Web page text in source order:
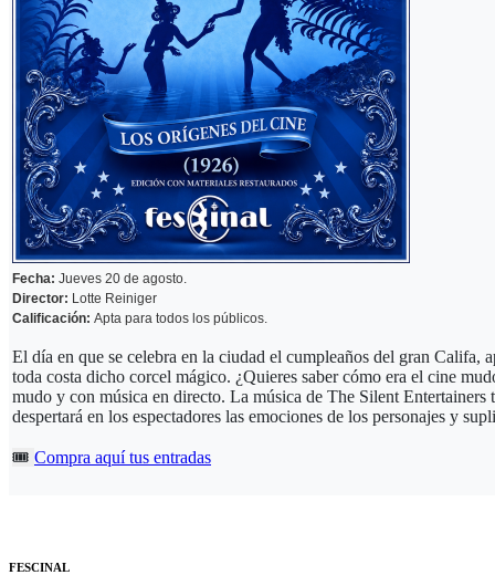
Fecha: Jueves 20 de agosto.
Director: Lotte Reiniger
Calificación: Apta para todos los públicos.
El día en que se celebra en la ciudad el cumpleaños del gran Califa,
toda costa dicho corcel mágico. ¿Quieres saber cómo era el cine
mudo y con música en directo. La música de The Silent
despertará en los espectadores las emociones de los personajes y
🎟️ Compra aquí tus entradas
FESCINAL